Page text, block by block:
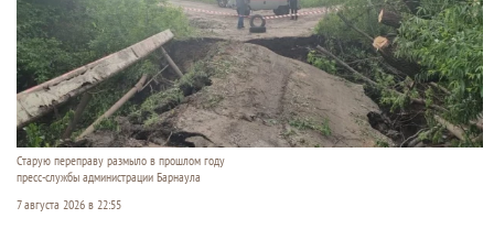
Старую переправу размыло в прошлом году
пресс-службы администрации Барнаула
7 августа 2026 в 22:55